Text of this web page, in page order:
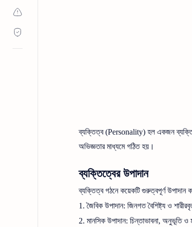
ব্যক্তিত্ব (Personality) হল একজন
অভিজ্ঞতার মাধ্যমে গঠিত হয়।
ব্যক্তিত্বের উপাদান
ব্যক্তিত্ব গঠনে কয়েকটি গুরুত্বপূর্ণ
1. জৈবিক উপাদান: জিনগত বৈশিষ্ট্য ও
2. মানসিক উপাদান: চিন্তাভাবনা, অনুভূতি ও